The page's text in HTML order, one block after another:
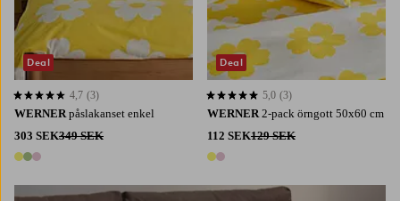
WERNER påslakanset enkel
303 SEK349 SEK
3 färger
4,7 baserat på 3 st betyg
4,7 (3)
Deal
WERNER 2-pack örngott 50x60 cm
112 SEK129 SEK
2 färger
5,0 baserat på 3 st betyg
5,0 (3)
Deal